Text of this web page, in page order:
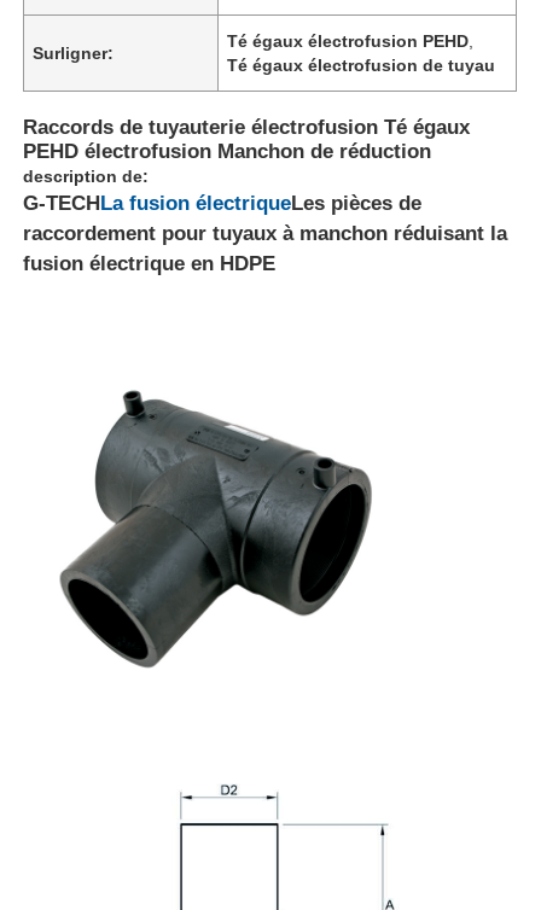
Surligner:
Té égaux électrofusion PEHD
Té égaux électrofusion de tuyau
Raccords de tuyauterie électrofusion Té égaux
PEHD électrofusion Manchon de réduction
description de:
G-TECHLa fusion électriqueLes pièces de
raccordement pour tuyaux à manchon réduisant la
fusion électrique en HDPE